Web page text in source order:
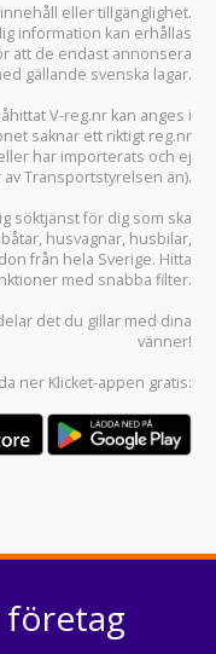
eller tillgänglighet.
information kan erhållas
att de endast annonsera
gällande svenska lagar.
V-reg.nr kan anges i
saknar ett riktigt reg.nr
har importerats och ej
Transportstyrelsen än).
söktjänst för dig som ska
båtar, husvagnar, husbilar,
från hela Sverige. Hitta
med snabba filter.
det du gillar med dina
vänner!
ner Klicket-appen gratis:
företag